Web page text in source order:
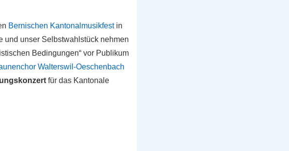
Bernischen Kantonalmusikfestin
und unser Selbstwahlstück nehmen
Bedingungen“ vor Publikum
Walterswil-Oeschenbach
für das Kantonale